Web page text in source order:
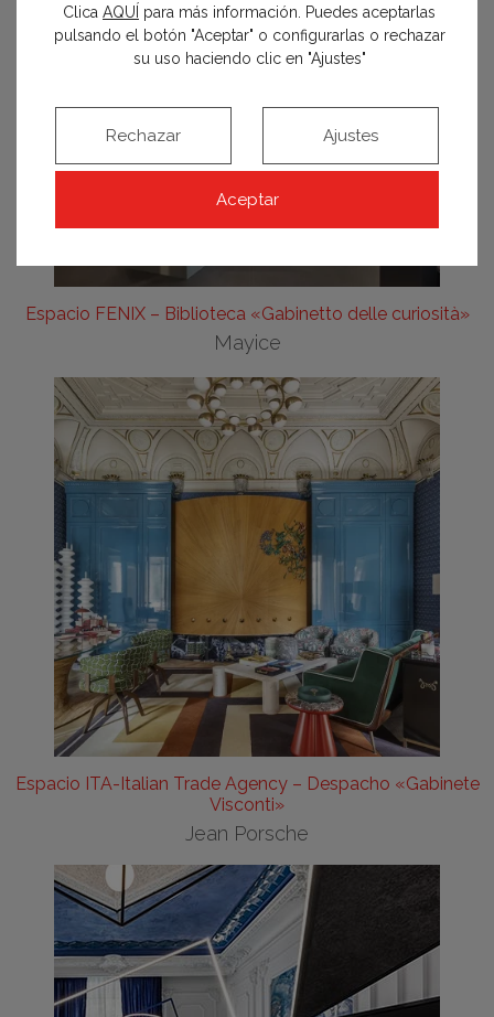
Espacio FENIX – Biblioteca «Gabinetto delle curiosità»
Mayice
Espacio ITA-Italian Trade Agency – Despacho «Gabinete
Visconti»
Jean Porsche
Clica AQUÍ para más información. Puedes aceptarlas
pulsando el botón "Aceptar" o configurarlas o rechazar
su uso haciendo clic en "Ajustes"
Aceptar
Rechazar Ajustes